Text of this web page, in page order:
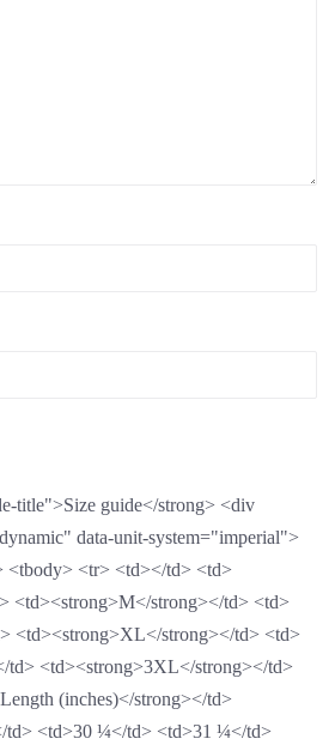
title">Size guide</strong> <div
data-unit-system="imperial">
<tbody> <tr> <td></td> <td>
<td><strong>M</strong></td> <td>
<td><strong>XL</strong></td> <td>
td> <td><strong>3XL</strong></td>
(inches)</strong></td>
td> <td>30 ¼</td> <td>31 ¼</td>